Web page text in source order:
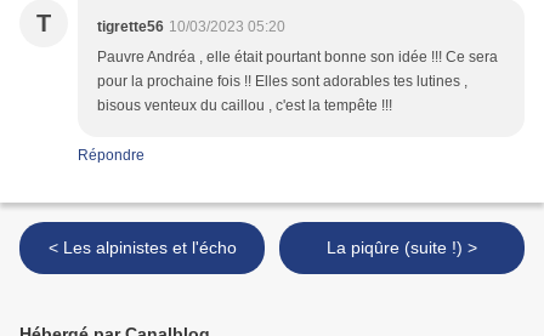
T tigrette56 10/03/2023 05:20
Pauvre Andréa , elle était pourtant bonne son idée !!! Ce sera
pour la prochaine fois !! Elles sont adorables tes lutines ,
bisous venteux du caillou , c'est la tempête !!!
Répondre
< Les alpinistes et l'écho La piqûre (suite !) >